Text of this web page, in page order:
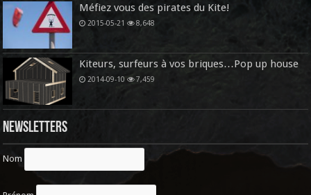
Méfiez vous des pirates du Kite!
2015-05-21 8,648
Kiteurs, surfeurs à vos briques…Pop up house
2014-09-10 7,459
Newsletters
Nom